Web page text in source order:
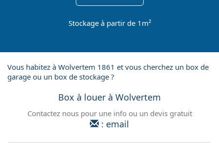
Stockage à partir de 1m²
Vous habitez à Wolvertem 1861 et vous cherchez un box de
garage ou un box de stockage ?
Box à louer à Wolvertem
Contactez nous pour une info ou un devis gratuit
: email